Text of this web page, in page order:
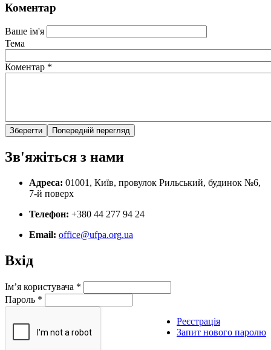
Коментар
Ваше ім'я
Тема
Коментар *
Зв'яжіться з нами
Адреса: 01001, Київ, провулок Рильський, будинок №6,
7-й поверх
Телефон: +380 44 277 94 24
Email: office@ufpa.org.ua
Вхід
Ім’я користувача *
Пароль *
Реєстрація
Запит нового паролю